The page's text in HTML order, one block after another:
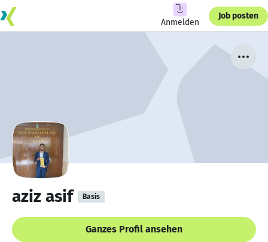
Anmelden
Job posten
aziz asif Basis
Ganzes Profil ansehen